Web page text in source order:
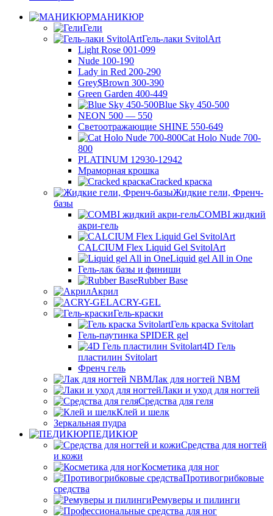
МАНИКЮР
Гели
Гель-лаки SvitolArt
Light Rose 001-099
Nude 100-190
Lady in Red 200-290
Grey$Brown 300-390
Green Garden 400-449
Blue Sky 450-500
NEON 500 — 550
Светоотражающие SHINE 550-649
Cat Holo Nude 700-
800
PLATINUM 12930-12942
Мраморная крошка
Cracked краска
Жидкие гели, Френч-
базы
COMBI жидкий
акри-гель
CALCIUM Flex Liquid Gel SvitolArt
Liquid gel All in One
Гель-лак базы и финиши
Rubber Base
Акрил
ACRY-GEL
Гель-краски
Гель краска Svitolart
Гель-паутинка SPIDER gel
4D Гель
пластилин Svitolart
Френч гель
Лак для ногтей NBM
Лаки и уход для ногтей
Средства для геля
Клей и шелк
Зеркальная пудра
ПЕДИКЮР
Средства для ногтей
и кожи
Косметика для ног
Противогрибковые
средства
Ремуверы и пилинги